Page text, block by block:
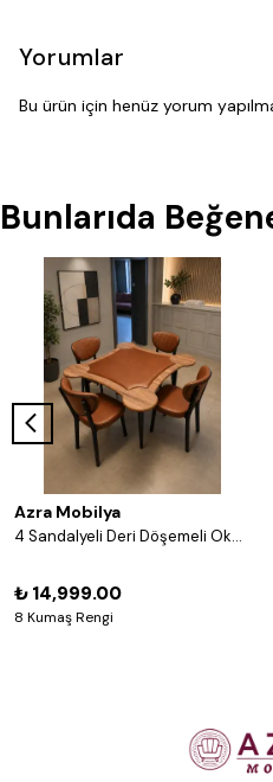
Yorumlar
Bu ürün için henüz yorum
Bunlarıda
Azra Mobilya
4 Sandalyeli Deri Döşemeli Okey Masası Takımı – 8 Renk Seçenekli Ahşap Masa ve Sandalye Seti - Acı Kahve
₺ 14,999.00
8 Kumaş Rengi